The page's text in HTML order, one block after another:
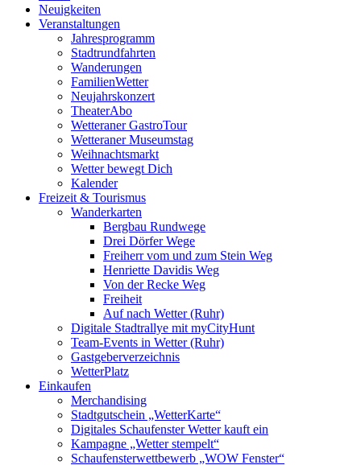
Neuigkeiten
Veranstaltungen
Jahresprogramm
Stadtrundfahrten
Wanderungen
FamilienWetter
Neujahrskonzert
TheaterAbo
Wetteraner GastroTour
Wetteraner Museumstag
Weihnachtsmarkt
Wetter bewegt Dich
Kalender
Freizeit & Tourismus
Wanderkarten
Bergbau Rundwege
Drei Dörfer Wege
Freiherr vom und zum Stein Weg
Henriette Davidis Weg
Von der Recke Weg
Freiheit
Auf nach Wetter (Ruhr)
Digitale Stadtrallye mit myCityHunt
Team-Events in Wetter (Ruhr)
Gastgeberverzeichnis
WetterPlatz
Einkaufen
Merchandising
Stadtgutschein „WetterKarte“
Digitales Schaufenster Wetter kauft ein
Kampagne „Wetter stempelt“
Schaufensterwettbewerb „WOW Fenster“